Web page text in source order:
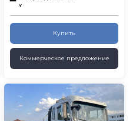
Y
Купить
Коммерческое предложение